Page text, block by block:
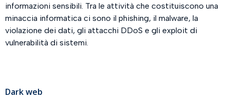
informazioni sensibili. Tra le attività che costituiscono una
minaccia informatica ci sono il phishing, il malware, la
violazione dei dati, gli attacchi DDoS e gli exploit di
vulnerabilità di sistemi.
Dark web